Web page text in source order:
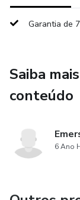
Garantia de
Saiba
conteúdo
6 Ano